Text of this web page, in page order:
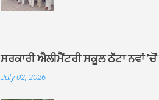
ਦਮਦਮਾ ਸਾਹਿਬ ਠੱਟਾ
ਸੰਤ ਬਾਬਾ ਹਰਜੀਤ ਸਿੰਘ
ਦਮਦਮਾ ਸਾਹਿਬ ਠੱਟਾ
ਪ੍ਰਬੰਧਕਾਂ ਦਾ ਗੁਰਦੁਆਰਾ
ਸਰਕਾਰੀ ਐਲੀਮੈਂਟਰੀ ਸਕੂਲ ਠੱਟਾ ਨਵਾਂ
July 02, 2026